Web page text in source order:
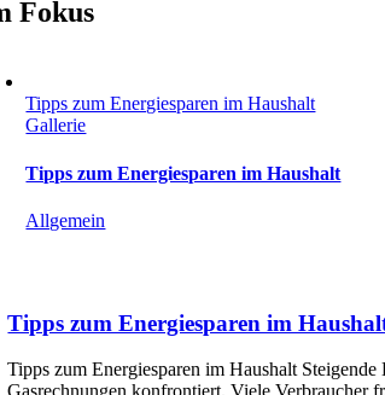
Fokus
Tipps zum Energiesparen im Haushalt
Gallerie
Tipps zum Energiesparen im Haushalt
Allgemein
Tipps zum Energiesparen im
Tipps zum Energiesparen im Haushalt